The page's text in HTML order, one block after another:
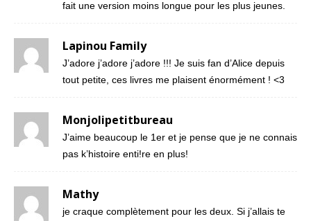
fait une version moins longue pour les plus jeunes.
Lapinou Family
J’adore j’adore j’adore !!! Je suis fan d’Alice depuis
tout petite, ces livres me plaisent énormément ! <3
Monjolipetitbureau
J’aime beaucoup le 1er et je pense que je ne connais
pas k’histoire enti!re en plus!
Mathy
je craque complètement pour les deux. Si j’allais te